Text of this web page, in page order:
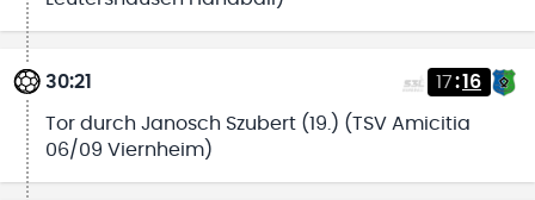
30:21 17:16
Tor durch Janosch Szubert (19.) (TSV Amicitia
06/09 Viernheim)